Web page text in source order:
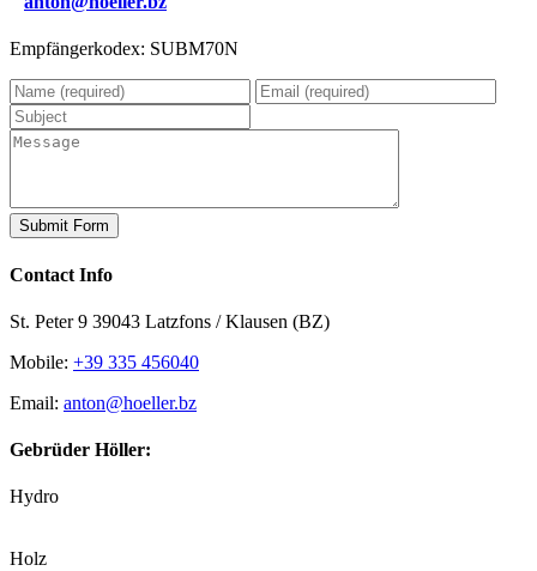
Empfängerkodex: SUBM70N
Contact Info
St. Peter 9 39043 Latzfons / Klausen (BZ)
Mobile: +39 335 456040
Email: anton@hoeller.bz
Gebrüder Höller:
Hydro
Holz